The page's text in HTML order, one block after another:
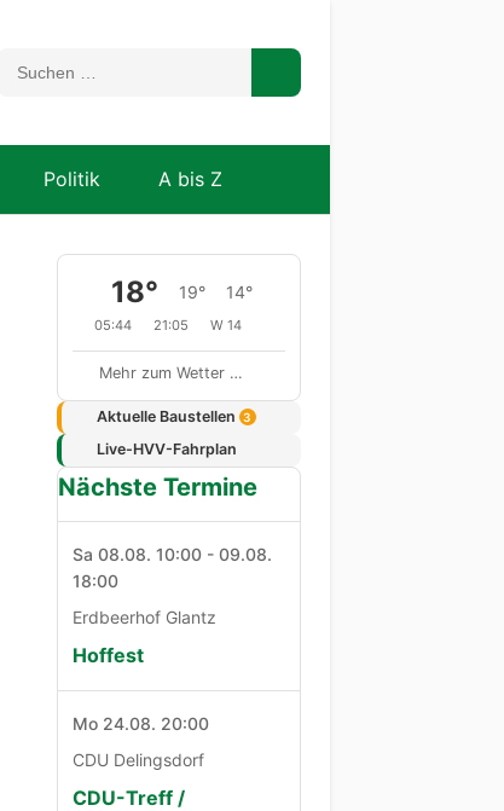
Politik A bis Z
18° 19° 14°
05:44 21:05 W 14
Mehr zum Wetter …
Aktuelle Baustellen 3
Live-HVV-Fahrplan
Nächste Termine
Sa 08.08. 10:00 - 09.08.
18:00
Erdbeerhof Glantz
Hoffest
Mo 24.08. 20:00
CDU Delingsdorf
CDU-Treff /